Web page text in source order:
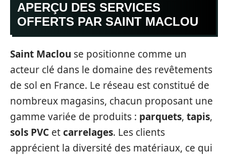
APERÇU DES SERVICES
OFFERTS PAR SAINT MACLOU
Saint Maclou se positionne comme un
acteur clé dans le domaine des revêtements
de sol en France. Le réseau est constitué de
nombreux magasins, chacun proposant une
gamme variée de produits : parquets, tapis,
sols PVC etcarrelages. Les clients
apprécient la diversité des matériaux, ce qui